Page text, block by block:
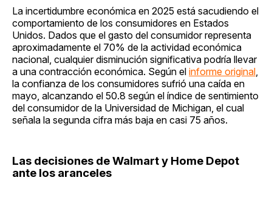
La incertidumbre económica en 2025 está sacudiendo el
comportamiento de los consumidores en Estados
Unidos. Dados que el gasto del consumidor representa
aproximadamente el 70% de la actividad económica
nacional, cualquier disminución significativa podría llevar
a una contracción económica. Según el informe original
la confianza de los consumidores sufrió una caída en
mayo, alcanzando el 50.8 según el índice de sentimiento
del consumidor de la Universidad de Michigan, el cual
señala la segunda cifra más baja en casi 75 años.
Las decisiones de Walmart y Home Depot
ante los aranceles